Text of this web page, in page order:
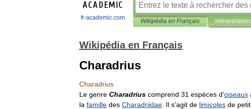
fr-academic.com Wikipédia en Français
Wikipédia en Français
Charadrius
Charadrius
Le genre Charadrius comprend 31 espèces d'oiseaux
la famille des Charadriidae Il s'agit de limicoles de